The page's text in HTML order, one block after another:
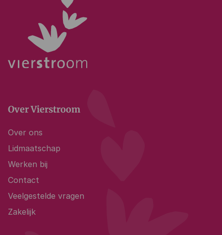
Over Vierstroom
Over ons
Lidmaatschap
Werken bij
Contact
Veelgestelde vragen
Zakelijk